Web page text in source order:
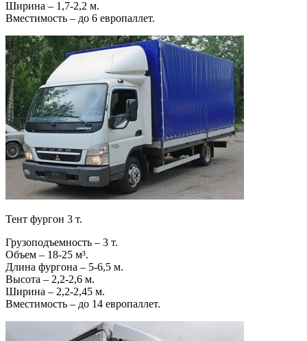
Ширина – 1,7-2,2 м.
Вместимость – до 6 европаллет.
Тент фургон 3 т.
Грузоподъемность – 3 т.
Объем – 18-25 м³.
Длина фургона – 5-6,5 м.
Высота – 2,2-2,6 м.
Ширина – 2,2-2,45 м.
Вместимость – до 14 европаллет.